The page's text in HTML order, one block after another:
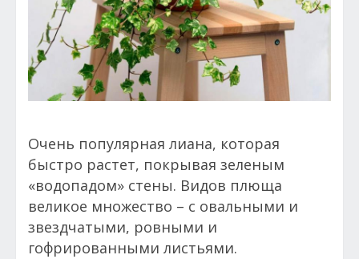
Очень популярная лиана, которая
быстро растет, покрывая зеленым
«водопадом» стены. Видов плюща
великое множество – с овальными и
звездчатыми, ровными и
гофрированными листьями.